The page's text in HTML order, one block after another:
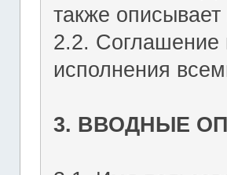
также
2.2. Соглашение
исполнения
3. ВВОДНЫЕ